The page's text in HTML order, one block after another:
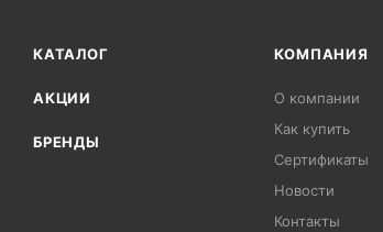
КАТАЛОГ
АКЦИИ
БРЕНДЫ
КОМПАНИЯ
О компании
Как купить
Сертификаты
Новости
Контакты